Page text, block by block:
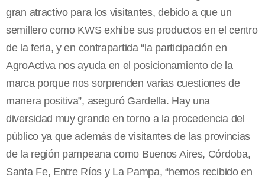
gran atractivo para los visitantes, debido a que un
semillero como KWS exhibe sus productos en el centro
de la feria, y en contrapartida “la participación en
AgroActiva nos ayuda en el posicionamiento de la
marca porque nos sorprenden varias cuestiones de
manera positiva”, aseguró Gardella. Hay una
diversidad muy grande en torno a la procedencia del
público ya que además de visitantes de las provincias
de la región pampeana como Buenos Aires, Córdoba,
Santa Fe, Entre Ríos y La Pampa, “hemos recibido en